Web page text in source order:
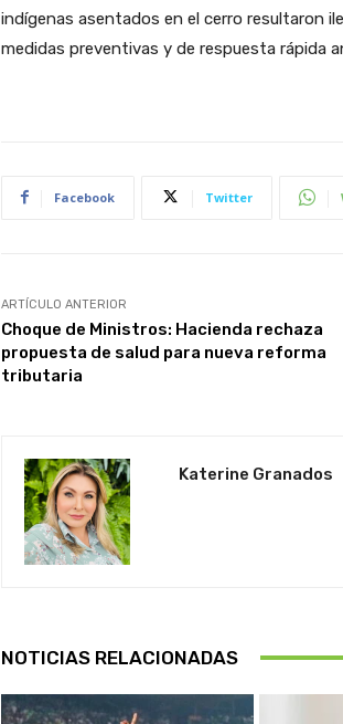
indígenas asentados en el cerro resultaron
medidas preventivas y de respuesta rápida
Facebook Twitter
ARTÍCULO ANTERIOR
Choque de Ministros: Hacienda rechaza
propuesta de salud para nueva reforma
tributaria
Katerine Granados
NOTICIAS RELACIONADAS